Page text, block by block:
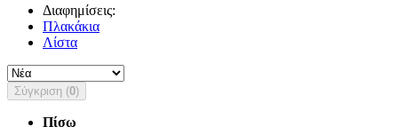
Διαφημίσεις:
Πλακάκια
Λίστα
Σύγκριση (0)
Πίσω